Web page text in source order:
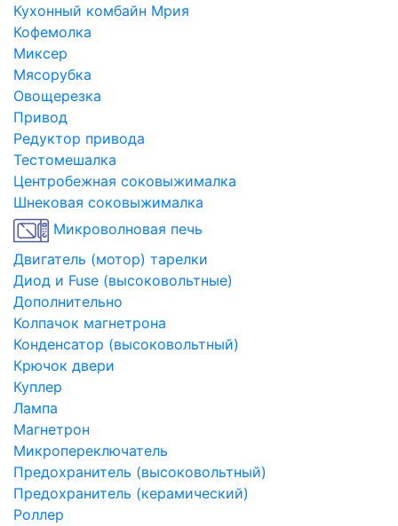
Кухонный комбайн Мрия
Кофемолка
Миксер
Мясорубка
Овощерезка
Привод
Редуктор привода
Тестомешалка
Центробежная соковыжималка
Шнековая соковыжималка
Микроволновая печь
Двигатель (мотор) тарелки
Диод и Fuse (высоковольтные)
Дополнительно
Колпачок магнетрона
Конденсатор (высоковольтный)
Крючок двери
Куплер
Лампа
Магнетрон
Микропереключатель
Предохранитель (высоковольтный)
Предохранитель (керамический)
Роллер